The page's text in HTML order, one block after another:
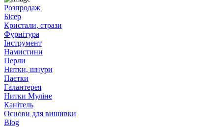
Розпродаж
Бісер
Кристали, стрази
Фурнітура
Інструмент
Намистини
Перли
Нитки, шнури
Паєтки
Галантерея
Нитки Муліне
Канітель
Основи для вишивки
Blog